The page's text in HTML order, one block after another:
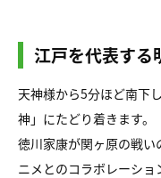
江戸を代表する
天神様から5分ほど南下
神」にたどり着きます。
徳川家康が関ヶ原の戦
ニメとのコラボレーシ